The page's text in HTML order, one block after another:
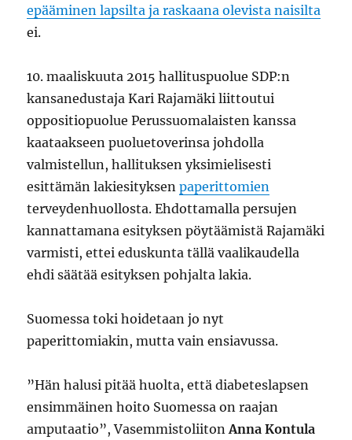
epääminen lapsilta ja raskaana olevista naisilta
ei.
10. maaliskuuta 2015 hallituspuolue SDP:n
kansanedustaja Kari Rajamäki liittoutui
oppositiopuolue Perussuomalaisten kanssa
kaataakseen puoluetoverinsa johdolla
valmistellun, hallituksen yksimielisesti
esittämän lakiesityksenpaperittomien
terveydenhuollosta. Ehdottamalla persujen
kannattamana esityksen pöytäämistä Rajamäki
varmisti, ettei eduskunta tällä vaalikaudella
ehdi säätää esityksen pohjalta lakia.
Suomessa toki hoidetaan jo nyt
paperittomiakin, mutta vain ensiavussa.
”Hän halusi pitää huolta, että diabeteslapsen
ensimmäinen hoito Suomessa on raajan
amputaatio”, VasemmistoliitonAnna Kontula